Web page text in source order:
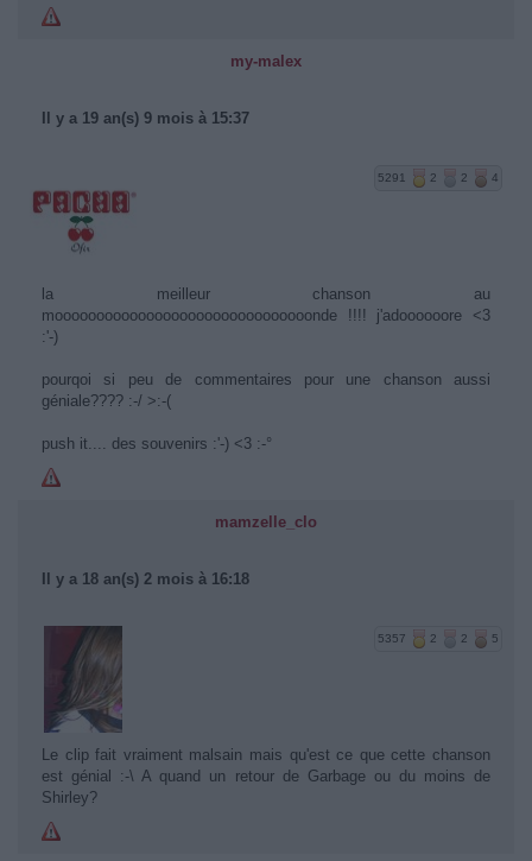
my-malex
Il y a 19 an(s) 9 mois à 15:37
5291 2 2 4
la meilleur chanson au
mooooooooooooooooooooooooooooooonde !!!! j'adoooooore <3
:'-)
pourqoi si peu de commentaires pour une chanson aussi
géniale???? :-/ >:-(
push it.... des souvenirs :'-) <3 :-°
mamzelle_clo
Il y a 18 an(s) 2 mois à 16:18
5357 2 2 5
Le clip fait vraiment malsain mais qu'est ce que cette chanson
est génial :-\ A quand un retour de Garbage ou du moins de
Shirley?